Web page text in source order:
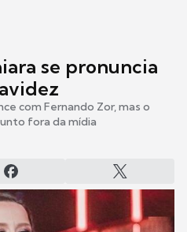
se pronuncia
com Fernando Zor, mas o
fora da mídia